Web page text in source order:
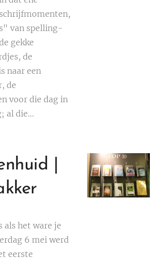
van spelling-
gekke
de
naar een
de
voor die dag in
al die...
|
als het ware je
6 mei werd
eerste